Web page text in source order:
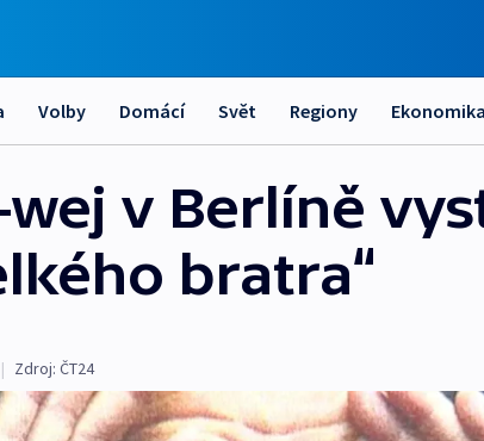
Volby Domácí Svět Regiony Ekonomika
wej v Berlíně
bratra“
| Zdroj: ČT24